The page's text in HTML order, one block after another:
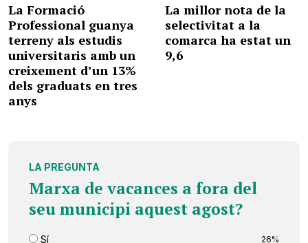
La Formació
Professional guanya
terreny als estudis
universitaris amb un
creixement d’un 13%
dels graduats en tres
anys
La millor nota de la
selectivitat a la
comarca ha estat un
9,6
LA PREGUNTA
Marxa de vacances a fora del
seu municipi aquest agost?
Sí 26%